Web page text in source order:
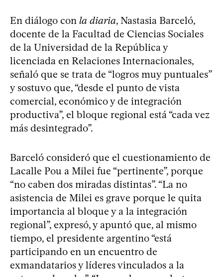
En diálogo con la diaria, Nastasia Barceló,
docente de la Facultad de Ciencias Sociales
de la Universidad de la República y
licenciada en Relaciones Internacionales,
señaló que se trata de “logros muy puntuales”
y sostuvo que, “desde el punto de vista
comercial, económico y de integración
productiva”, el bloque regional está “cada vez
más desintegrado”.
Barceló consideró que el cuestionamiento de
Lacalle Pou a Milei fue “pertinente”, porque
“no caben dos miradas distintas”. “La no
asistencia de Milei es grave porque le quita
importancia al bloque y a la integración
regional”, expresó, y apuntó que, al mismo
tiempo, el presidente argentino “está
participando en un encuentro de
exmandatarios y líderes vinculados a la